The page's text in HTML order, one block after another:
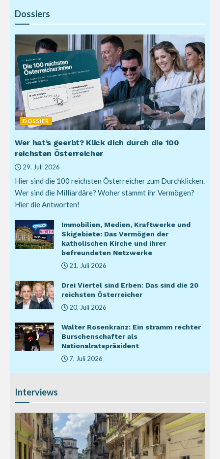
Dossiers
DOSSIER
Wer hat’s geerbt? Klick dich durch die 100
reichsten Österreicher
29. Juli 2026
Hier sind die 100 reichsten Österreicher zum Durchklicken.
Wer sind die Milliardäre? Woher stammt ihr Vermögen?
Hier die Antworten!
Immobilien, Medien, Kraftwerke und
Skigebiete: Das Vermögen der
katholischen Kirche und ihrer
befreundeten Netzwerke
21. Juli 2026
Drei Viertel sind Erben: Das sind die 20
reichsten Österreicher
20. Juli 2026
Walter Rosenkranz: Ein stramm rechter
Burschenschafter als
Nationalratspräsident
7. Juli 2026
Interviews